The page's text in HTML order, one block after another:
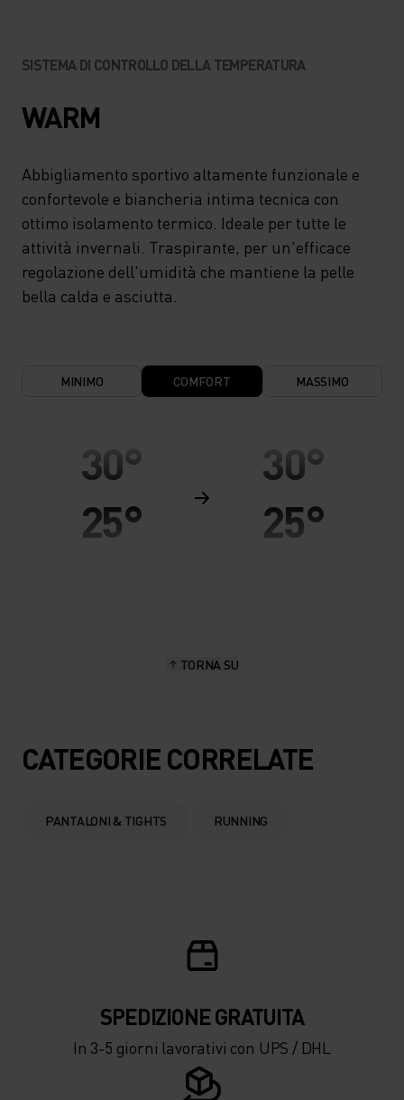
SISTEMA DI CONTROLLO DELLA TEMPERATURA
WARM
Abbigliamento sportivo altamente funzionale e
confortevole e biancheria intima tecnica con
ottimo isolamento termico. Ideale per tutte le
attività invernali. Traspirante, per un'efficace
regolazione dell'umidità che mantiene la pelle
bella calda e asciutta.
MINIMO COMFORT MASSIMO
30°
25°
5°
0°
-20°
30°
25°
5°
-20°
TORNA SU
CATEGORIE CORRELATE
PANTALONI & TIGHTS RUNNING
SPEDIZIONE ​​​​​​GRATUITA
In 3-5 giorni lavorativi con UPS / DHL